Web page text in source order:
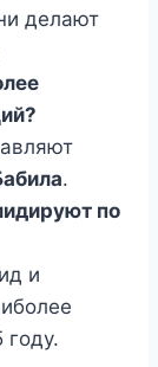
делают
.
по
и